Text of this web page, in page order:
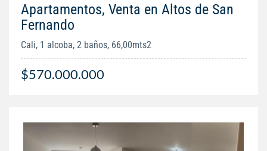
Apartamentos, Venta en Altos de San
Fernando
Cali, 1 alcoba, 2 baños, 66,00mts2
$570.000.000